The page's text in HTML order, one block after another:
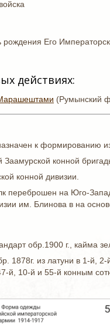
Его
действиях:
(Румынский
к формированию
Заамурской конной
конной дивизии.
переброшен на Юго-
им. Блинова в на
обр.1900 г., кайма
1878г. из латуни в 1-й,
й, 10-й и 55-й конным